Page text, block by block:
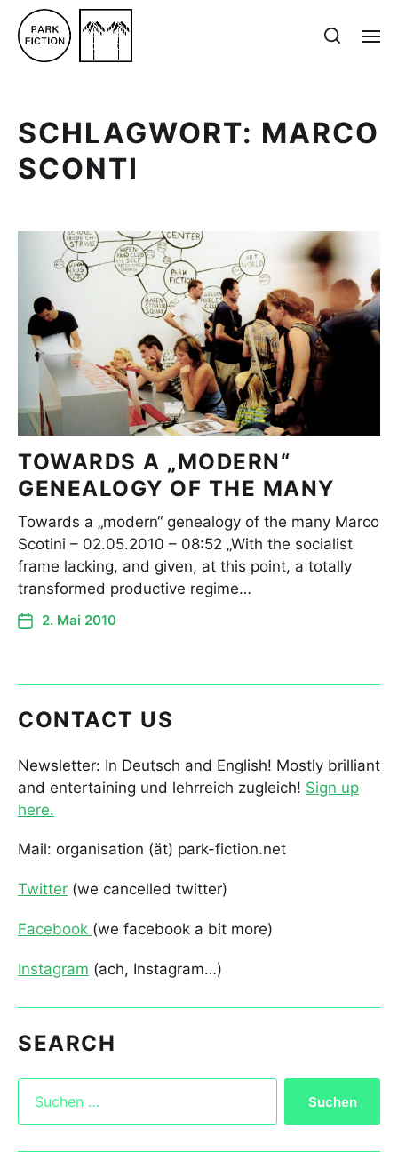
SCHLAGWORT: MARCO
SCONTI
TOWARDS A „MODERN“
GENEALOGY OF THE MANY
Towards a „modern“ genealogy of the many Marco
Scotini – 02.05.2010 – 08:52 „With the socialist
frame lacking, and given, at this point, a totally
transformed productive regime…
2. Mai 2010
CONTACT US
Newsletter: In Deutsch and English! Mostly brilliant
and entertaining und lehrreich zugleich! Sign up
here.
Mail: organisation (ät) park-fiction.net
Twitter (we cancelled twitter)
Facebook (we facebook a bit more)
Instagram (ach, Instagram…)
SEARCH